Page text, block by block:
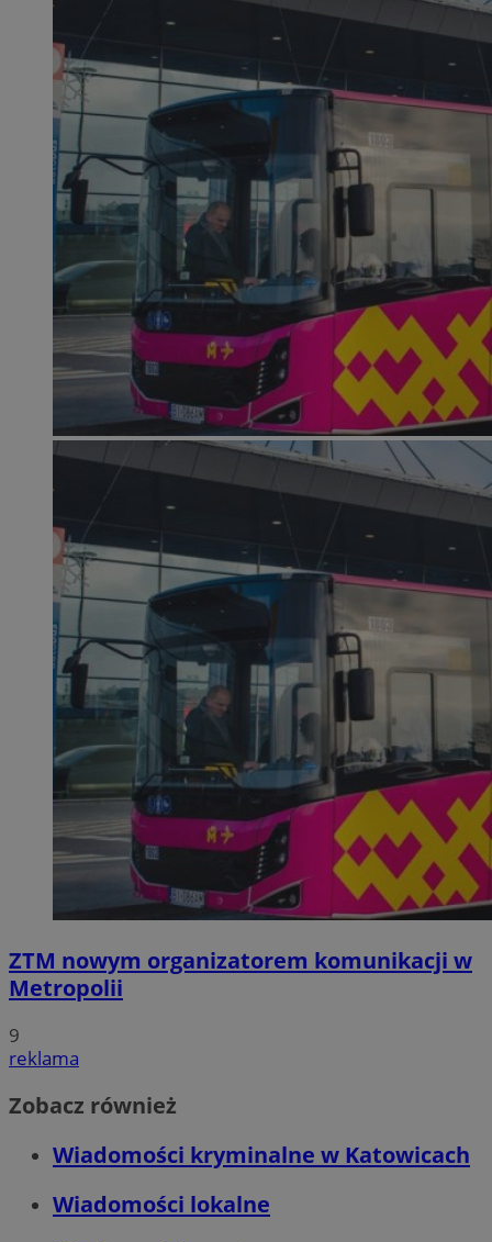
ZTM nowym organizatorem komunikacji w
Metropolii
9
reklama
Zobacz również
Wiadomości kryminalne w Katowicach
Wiadomości lokalne